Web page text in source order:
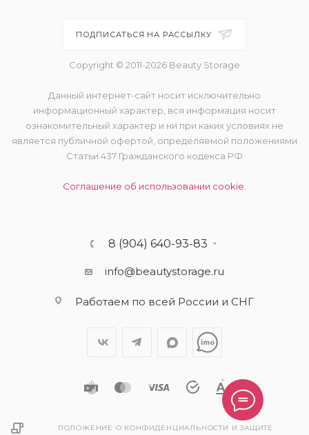
ПОДПИСАТЬСЯ НА РАССЫЛКУ
Copyright © 2011-2026 Beauty Storage
Данный интернет-сайт носит исключительно
информационный характер, вся информация носит
ознакомительный характер и ни при каких условиях не
является публичной офертой, определяемой положениями
Статьи 437 Гражданского кодекса РФ
Соглашение об использовании cookie.
8 (904) 640-93-83
info@beautystorage.ru
Работаем по всей России и СНГ
ПОЛОЖЕНИЕ О КОНФИДЕНЦИАЛЬНОСТИ И ЗАЩИТЕ